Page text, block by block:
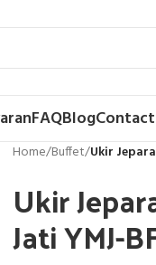
FAQBlog
Home/Buffet/Ukir
Ukir
Jati YMJ-